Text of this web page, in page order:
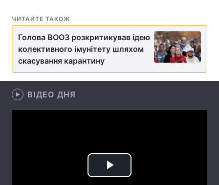
Здоров'я Туризм
Цікавинки Погода
Екологія
ЧИТАЙТЕ ТАКОЖ
Голова ВООЗ розкритикував ідею
колективного імунітету шляхом
скасування карантину
ВІДЕО ДНЯ
Play